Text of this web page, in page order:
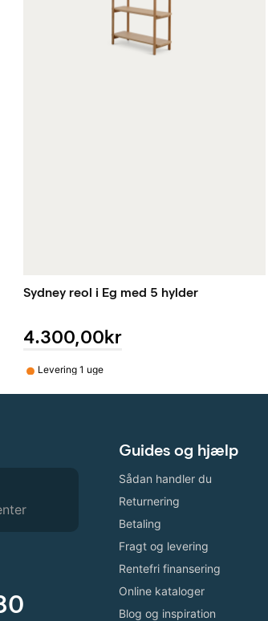
Sydney reol i Eg med 5 hylder
4.300,00kr
• Levering 1 uge
Guides og hjælp
Sådan handler du
Returnering
Betaling
Fragt og levering
Rentefri finansering
Online kataloger
Blog og inspiration